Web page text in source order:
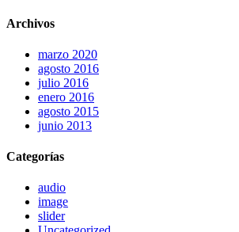
Archivos
marzo 2020
agosto 2016
julio 2016
enero 2016
agosto 2015
junio 2013
Categorías
audio
image
slider